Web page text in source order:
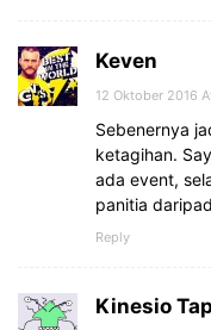
Keven
12 Oktober 2016
Sebenernya
ketagihan.
ada event,
panitia
Reply
Kinesio